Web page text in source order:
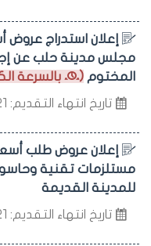
إعلان استدراج عروض
مجلس مدينة حلب عن
المختوم ( بالسرعة
تاريخ انتهاء التقديم: 28/09/2021
إعلان عروض طلب
مستلزمات تقنية
للمدينة القديمة
تاريخ انتهاء التقديم: 31/08/2021